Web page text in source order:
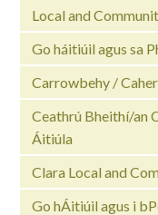
Local and
Go háitiúil agus sa
Carrowbehy /
Ceathrú Bheithí/an
Áitiúla
Clara Local and
Go hÁitiúil agus i